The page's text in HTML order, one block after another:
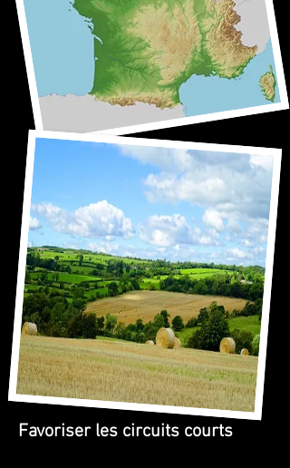
Favoriser les circuits courts